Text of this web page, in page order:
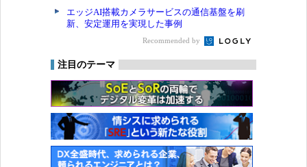
エッジAI搭載カメラサービスの通信基盤を刷
新、安定運用を実現した事例
Recommended by
注目のテーマ